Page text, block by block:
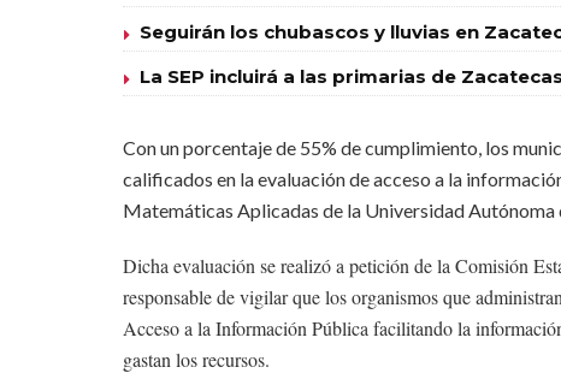
Seguirán los chubascos y lluvias en
La SEP incluirá a las primarias de
Con un porcentaje de 55% de cumplimiento, los
calificados en la evaluación de acceso a la
Matemáticas Aplicadas de la Universidad Autónoma
Dicha evaluación se realizó a petición de la Comisión
responsable de vigilar que los organismos que
Acceso a la Información Pública facilitando la
gastan los recursos.